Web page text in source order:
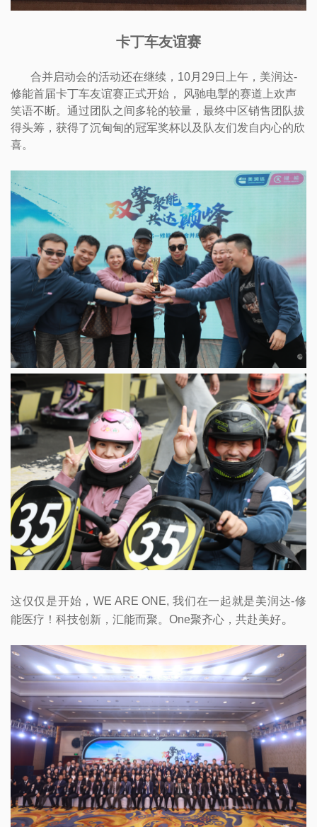
卡丁车友谊赛
合并启动会的活动还在继续，10月29日上午，美润达-
修能首届卡丁车友谊赛正式开始， 风驰电掣的赛道上欢声
笑语不断。通过团队之间多轮的较量，最终中区销售团队拔
得头筹，获得了沉甸甸的冠军奖杯以及队友们发自内心的欣
喜。
这仅仅是开始，WE ARE ONE, 我们在一起就是美润达-修
能医疗！科技创新，汇能而聚。One聚齐心，共赴美好。